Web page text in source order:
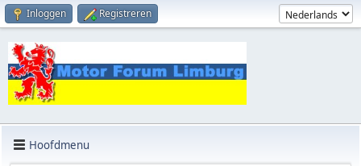
Inloggen Registreren
Hoofdmenu